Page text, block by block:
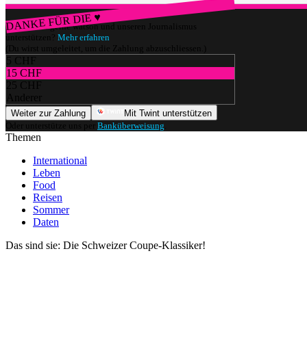
DANKE FÜR DIE ♥
Würdest du gerne watson und unseren Journalismus
unterstützen? Mehr erfahren
(Du wirst umgeleitet, um die Zahlung abzuschliessen.)
5 CHF
15 CHF
25 CHF
Anderer
Weiter zur Zahlung
Mit Twint unterstützen
Oder unterstütze uns per Banküberweisung
Themen
International
Leben
Food
Reisen
Sommer
Daten
Das sind sie: Die Schweizer Coupe-Klassiker!